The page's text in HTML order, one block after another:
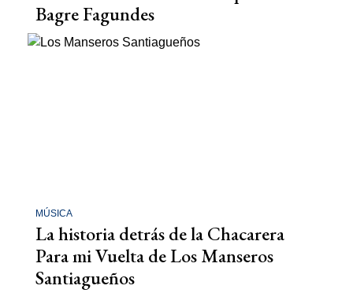
Bagre Fagundes
MÚSICA
La historia detrás de la Chacarera
Para mi Vuelta de Los Manseros
Santiagueños